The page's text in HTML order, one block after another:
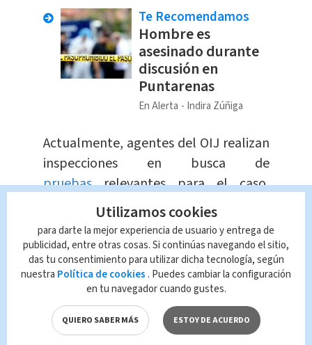
Te Recomendamos
Hombre es
asesinado durante
discusión en
Puntarenas
En Alerta Indira Zúñiga
Actualmente, agentes del OIJ realizan
inspecciones en busca de
pruebas
relevantes para el caso,
asimismo, no se conocen las
identidades de los detenidos.
Tras concluir las diligencias, los
sospechososserán presentados ante
el Ministerio Público,donde se
determinará su situación jurídica.
Utilizamos cookies
para darte la mejor experiencia de usuario y entrega de
publicidad, entre otras cosas. Si continúas navegando el sitio,
das tu consentimiento para utilizar dicha tecnología, según
nuestra Política de cookies . Puedes cambiar la configuración
en tu navegador cuando gustes.
QUIERO SABER MÁS ESTOY DE ACUERDO